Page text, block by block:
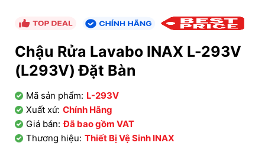
Chậu Rửa Lavabo INAX L-293V
(L293V) Đặt Bàn
Mã sản phẩm: L-293V
Xuất xứ: Chính Hãng
Giá bán: Đã bao gồm VAT
Thương hiệu: Thiết Bị Vệ Sinh INAX